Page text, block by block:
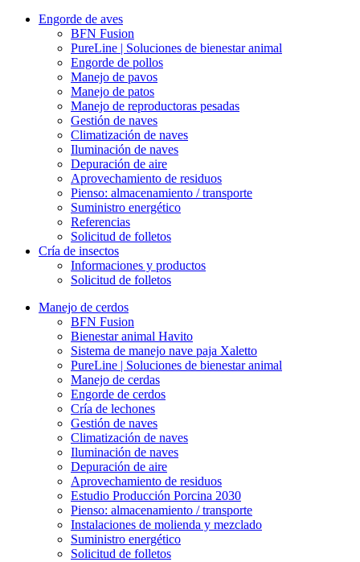
Engorde de aves
BFN Fusion
PureLine | Soluciones de bienestar animal
Engorde de pollos
Manejo de pavos
Manejo de patos
Manejo de reproductoras pesadas
Gestión de naves
Climatización de naves
Iluminación de naves
Depuración de aire
Aprovechamiento de residuos
Pienso: almacenamiento / transporte
Suministro energético
Referencias
Solicitud de folletos
Cría de insectos
Informaciones y productos
Solicitud de folletos
Manejo de cerdos
BFN Fusion
Bienestar animal Havito
Sistema de manejo nave paja Xaletto
PureLine | Soluciones de bienestar animal
Manejo de cerdas
Engorde de cerdos
Cría de lechones
Gestión de naves
Climatización de naves
Iluminación de naves
Depuración de aire
Aprovechamiento de residuos
Estudio Producción Porcina 2030
Pienso: almacenamiento / transporte
Instalaciones de molienda y mezclado
Suministro energético
Solicitud de folletos